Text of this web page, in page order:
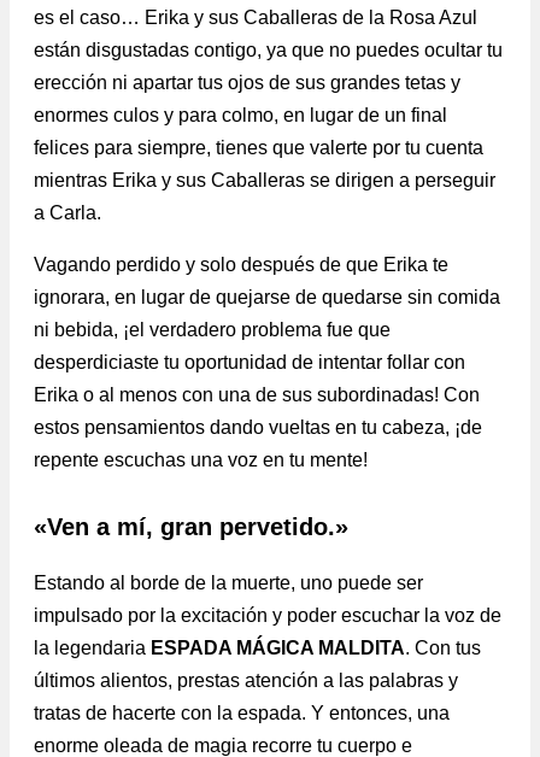
es el caso… Erika y sus Caballeras de la Rosa Azul
están disgustadas contigo, ya que no puedes ocultar tu
erección ni apartar tus ojos de sus grandes tetas y
enormes culos y para colmo, en lugar de un final
felices para siempre, tienes que valerte por tu cuenta
mientras Erika y sus Caballeras se dirigen a perseguir
a Carla.
Vagando perdido y solo después de que Erika te
ignorara, en lugar de quejarse de quedarse sin comida
ni bebida, ¡el verdadero problema fue que
desperdiciaste tu oportunidad de intentar follar con
Erika o al menos con una de sus subordinadas! Con
estos pensamientos dando vueltas en tu cabeza, ¡de
repente escuchas una voz en tu mente!
«Ven a mí, gran pervetido.»
Estando al borde de la muerte, uno puede ser
impulsado por la excitación y poder escuchar la voz de
la legendaria ESPADA MÁGICA MALDITA. Con tus
últimos alientos, prestas atención a las palabras y
tratas de hacerte con la espada. Y entonces, una
enorme oleada de magia recorre tu cuerpo e